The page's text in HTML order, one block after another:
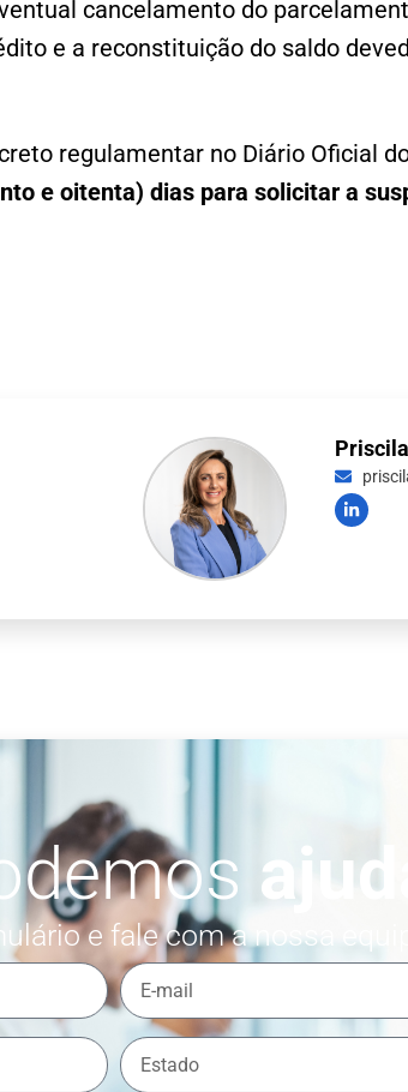
cancelamento do
e a reconstituição do saldo
regulamentar no Diário Oficial
e oitenta) dias para solicitar a
e fale com a nossa